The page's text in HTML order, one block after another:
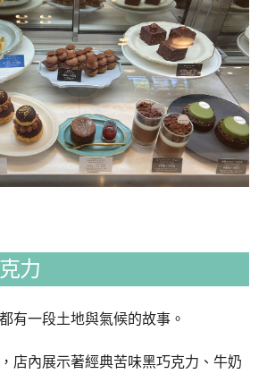
力
有一段土地與氣候的故事。
店內展示著經典苦味黑巧克力、牛奶